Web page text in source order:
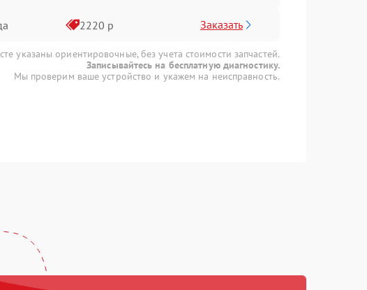
2220 р Заказать
указаны ориентировочные, без учета стоимости запчастей.
Записывайтесь на бесплатную диагностику.
Мы проверим ваше устройство и укажем на неисправность.